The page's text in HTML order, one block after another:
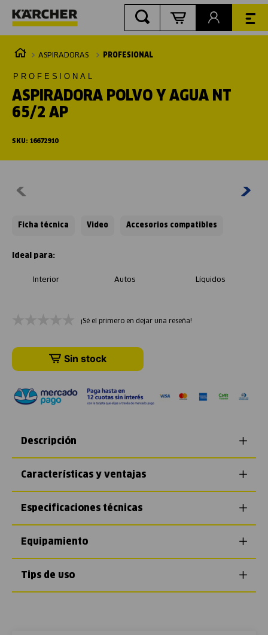
ASPIRADORAS PROFESIONAL
PROFESIONAL
ASPIRADORA POLVO Y AGUA NT
65/2 AP
SKU: 16672910
Ficha técnica Video Accesorios compatibles
Interior Autos Líquidos
¡Sé el primero en dejar una reseña!
Sin stock
Descripción
Características y ventajas
Especificaciones técnicas
Equipamiento
Tips de uso